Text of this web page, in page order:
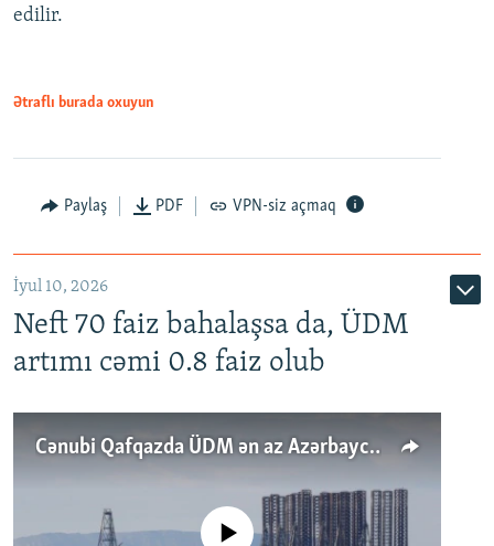
edilir.
Ətraflı burada oxuyun
Paylaş PDF VPN-siz açmaq
İyul 10, 2026
Neft 70 faiz bahalaşsa da, ÜDM
artımı cəmi 0.8 faiz olub
Cənubi Qafqazda ÜDM ən az Azərbaycanda artır: Qonşuları niyə Bakını qabaqlaya bilir?
No media source currently available